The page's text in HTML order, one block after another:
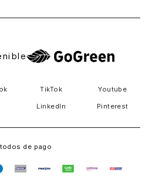
TikTok Youtube
LinkedIn Pinterest
de pago